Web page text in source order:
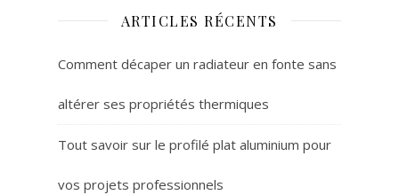
ARTICLES RÉCENTS
Comment décaper un radiateur en fonte sans
altérer ses propriétés thermiques
Tout savoir sur le profilé plat aluminium pour
vos projets professionnels